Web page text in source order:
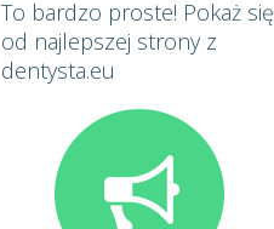
To bardzo proste! Pokaż się
od najlepszej strony z
dentysta.eu